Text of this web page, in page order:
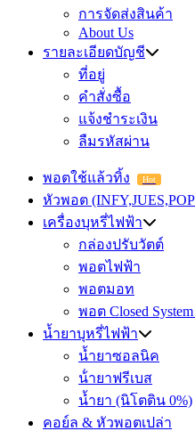
การจัดส่งสินค้า
About Us
รายละเอียดบัญชี
ที่อยู่
คำสั่งซื้อ
แจ้งชำระเงิน
ลืมรหัสผ่าน
พอตใช้แล้วทิ้ง Hot
หัวพอต
เครื่องบุหรี่ไฟฟ้า
กล่องปรับวัตต์
พอตไฟฟ้า
พอตมอท
พอต Closed
น้ำยาบุหรี่ไฟฟ้า
น้ำยาซอลนิค
น้ํายาฟรีเบส
น้ำยา (นิโตติน 0%)
คอย์ล & หัวพอตเปล่า